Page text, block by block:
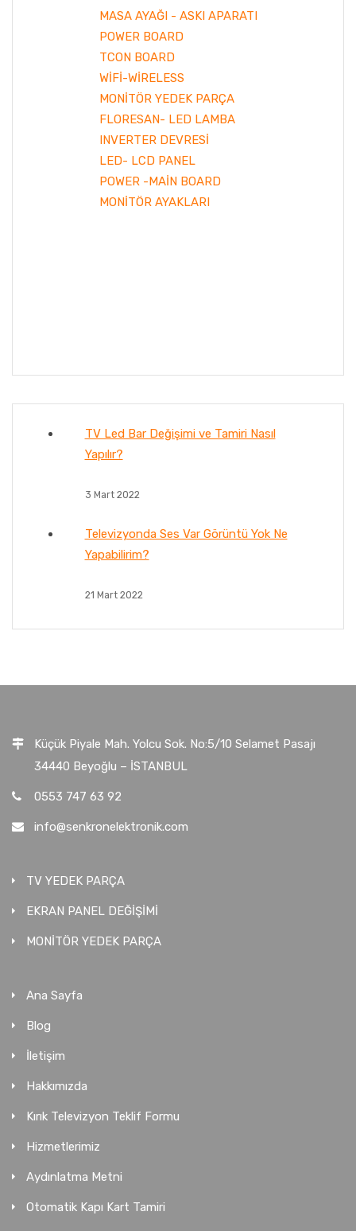
MASA AYAĞI - ASKI APARATI
POWER BOARD
TCON BOARD
WİFİ-WİRELESS
MONİTÖR YEDEK PARÇA
FLORESAN- LED LAMBA
INVERTER DEVRESİ
LED- LCD PANEL
POWER -MAİN BOARD
MONİTÖR AYAKLARI
TV Led Bar Değişimi ve Tamiri Nasıl
Yapılır?
3 Mart 2022
Televizyonda Ses Var Görüntü Yok Ne
Yapabilirim?
21 Mart 2022
Küçük Piyale Mah. Yolcu Sok. No:5/10 Selamet Pasajı
34440 Beyoğlu – İSTANBUL
0553 747 63 92
info@senkronelektronik.com
TV YEDEK PARÇA
EKRAN PANEL DEĞİŞİMİ
MONİTÖR YEDEK PARÇA
Ana Sayfa
Blog
İletişim
Hakkımızda
Kırık Televizyon Teklif Formu
Hizmetlerimiz
Aydınlatma Metni
Otomatik Kapı Kart Tamiri